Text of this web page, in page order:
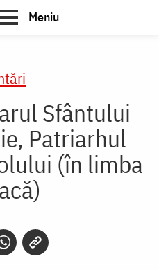
Meniu
Sfântului
Patriarhul
(în limba